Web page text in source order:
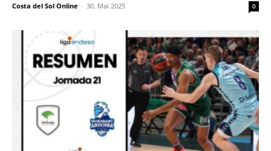
Costa del Sol Online - 30. Mai 2025 0